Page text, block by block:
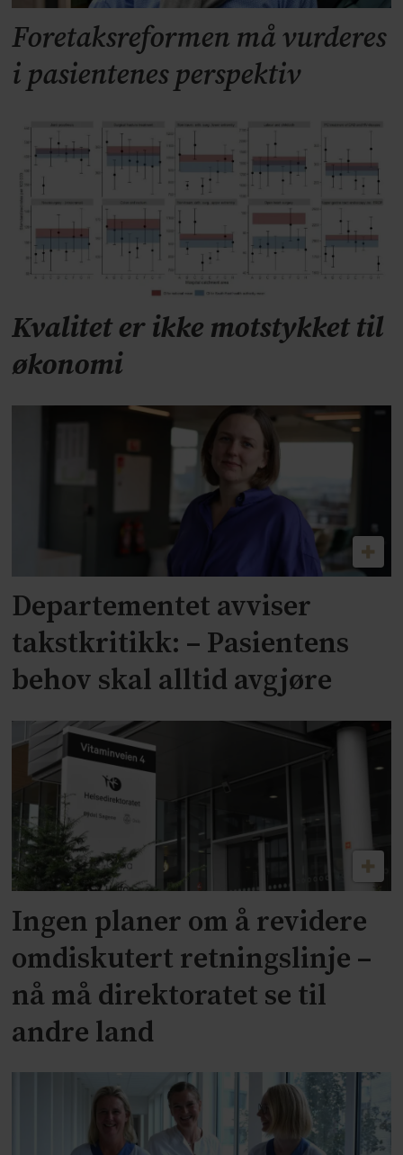
Foretaksreformen må vurderes
i pasientenes perspektiv
Kvalitet er ikke motstykket til
økonomi
Departementet avviser
takstkritikk: – Pasientens
behov skal alltid avgjøre
Ingen planer om å revidere
omdiskutert retningslinje –
nå må direktoratet se til
andre land